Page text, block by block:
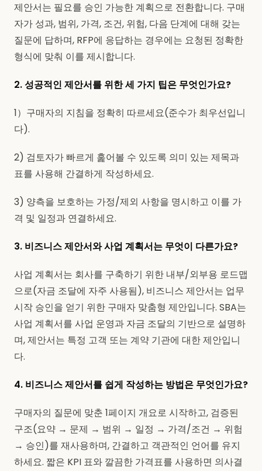
제안서는 필요를 승인 가능한 계획으로 전환합니다. 구매
자가 성과, 범위, 가격, 조건, 위험, 다음 단계에 대해 갖는
질문에 답하며, RFP에 응답하는 경우에는 요청된 정확한
형식에 맞춰 이를 제시합니다.
2. 성공적인 제안서를 위한 세 가지 팁은 무엇인가요?
1）구매자의 지침을 정확히 따르세요(준수가 최우선입니
다).
2) 검토자가 빠르게 훑어볼 수 있도록 의미 있는 제목과
표를 사용해 간결하게 작성하세요.
3) 양측을 보호하는 가정/제외 사항을 명시하고 이를 가
격 및 일정과 연결하세요.
3. 비즈니스 제안서와 사업 계획서는 무엇이 다른가요?
사업 계획서는 회사를 구축하기 위한 내부/외부용 로드맵
으로(자금 조달에 자주 사용됨), 비즈니스 제안서는 업무
시작 승인을 얻기 위한 구매자 맞춤형 제안입니다. SBA는
사업 계획서를 사업 운영과 자금 조달의 기반으로 설명하
며, 제안서는 특정 고객 또는 계약 기관에 대한 제안입니
다.
4. 비즈니스 제안서를 쉽게 작성하는 방법은 무엇인가요?
구매자의 질문에 맞춘 1페이지 개요로 시작하고, 검증된
구조(요약 → 문제 → 범위 → 일정 → 가격/조건 → 위험
→ 승인)를 재사용하며, 간결하고 객관적인 언어를 유지
하세요. 짧은 KPI 표와 깔끔한 가격표를 사용하면 의사결